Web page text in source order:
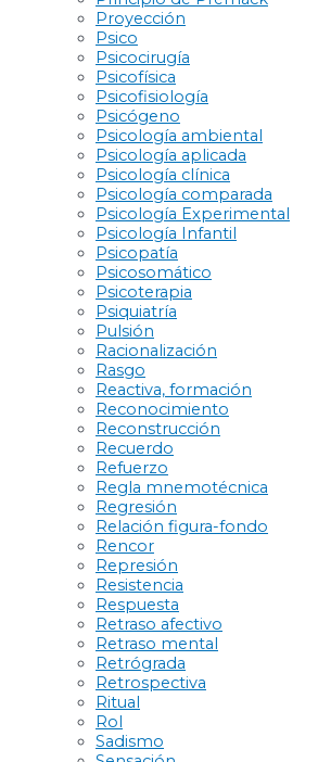
Proyección
Psico
Psicocirugía
Psicofísica
Psicofisiología
Psicógeno
Psicología ambiental
Psicología aplicada
Psicología clínica
Psicología comparada
Psicología Experimental
Psicología Infantil
Psicopatía
Psicosomático
Psicoterapia
Psiquiatría
Pulsión
Racionalización
Rasgo
Reactiva, formación
Reconocimiento
Reconstrucción
Recuerdo
Refuerzo
Regla mnemotécnica
Regresión
Relación figura-fondo
Rencor
Represión
Resistencia
Respuesta
Retraso afectivo
Retraso mental
Retrógrada
Retrospectiva
Ritual
Rol
Sadismo